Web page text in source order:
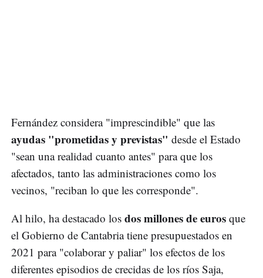
Fernández considera "imprescindible" que las
ayudas "prometidas y previstas" desde el Estado
"sean una realidad cuanto antes" para que los
afectados, tanto las administraciones como los
vecinos, "reciban lo que les corresponde".
Al hilo, ha destacado los dos millones de euros que
el Gobierno de Cantabria tiene presupuestados en
2021 para "colaborar y paliar" los efectos de los
diferentes episodios de crecidas de los ríos Saja,